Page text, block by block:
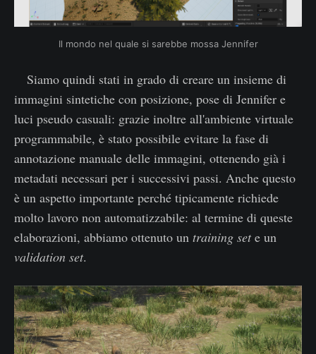
Il mondo nel quale si sarebbe mossa Jennifer
Siamo quindi stati in grado di creare un insieme di
immagini sintetiche con posizione, pose di Jennifer e
luci pseudo casuali: grazie inoltre all'ambiente virtuale
programmabile, è stato possibile evitare la fase di
annotazione manuale delle immagini, ottenendo già i
metadati necessari per i successivi passi. Anche questo
è un aspetto importante perché tipicamente richiede
molto lavoro non automatizzabile: al termine di queste
elaborazioni, abbiamo ottenuto un training sete un
validation set.